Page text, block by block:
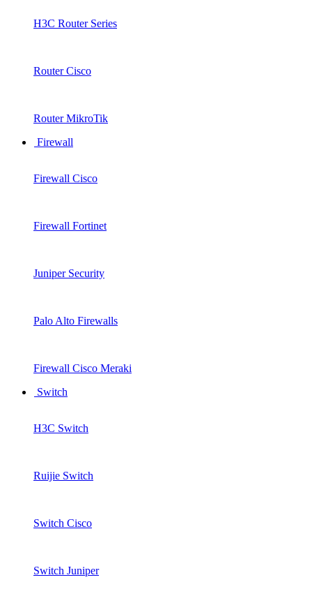
H3C Router Series
Router Cisco
Router MikroTik
Firewall
Firewall Cisco
Firewall Fortinet
Juniper Security
Palo Alto Firewalls
Firewall Cisco Meraki
Switch
H3C Switch
Ruijie Switch
Switch Cisco
Switch Juniper